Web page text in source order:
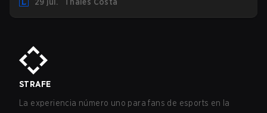
STRAFE
La experiencia número uno para fans de esports en la